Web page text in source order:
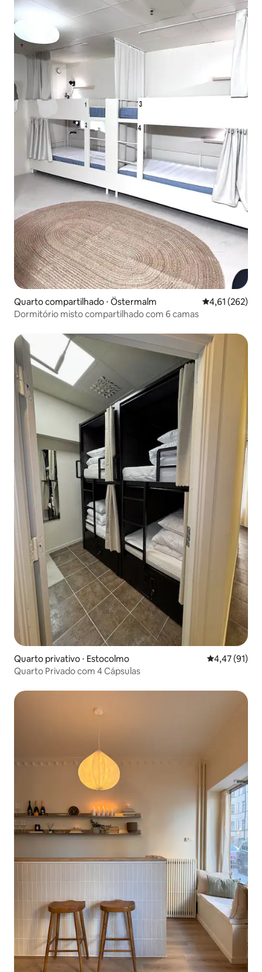
Quarto compartilhado ⋅ Östermalm 4,61 de uma
4,61 (262)
Dormitório misto compartilhado com 6 camas
Quarto privativo ⋅ Estocolmo 4,47 de uma
4,47 (91)
Quarto Privado com 4 Cápsulas